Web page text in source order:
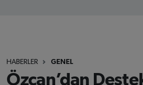
HABERLER GENEL
Özcan’dan